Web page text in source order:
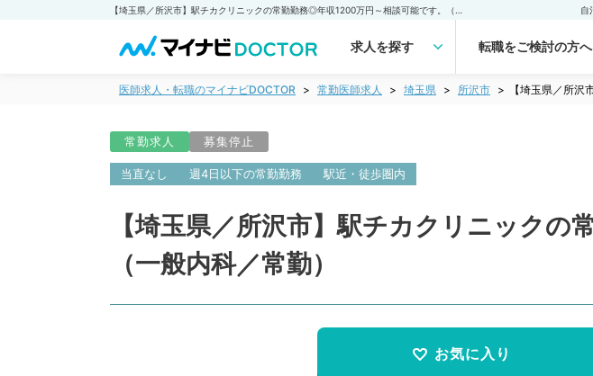
自
求人を探す 転職をご検討の方へ
医師求人・転職のマイナビDOCTOR 常勤医師求人 埼玉県 所沢市 【埼玉県／所
常勤求人 募集停止
当直なし 週4日以下の常勤勤務 駅近・徒歩圏内
【埼玉県／所沢市】駅チカクリニック
（一般内科／常勤）
お気に入り